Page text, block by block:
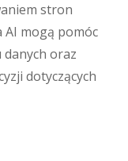
stron
mogą pomóc
oraz
dotyczących